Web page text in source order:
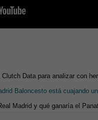
Data para analizar con
Baloncesto está cuajando
Madrid y qué ganaría el